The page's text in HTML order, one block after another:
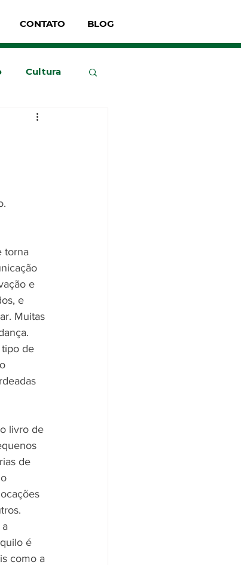
CONTATO BLOG
Cultura
torna
e
e
Muitas
de
livro de
de
é
como a